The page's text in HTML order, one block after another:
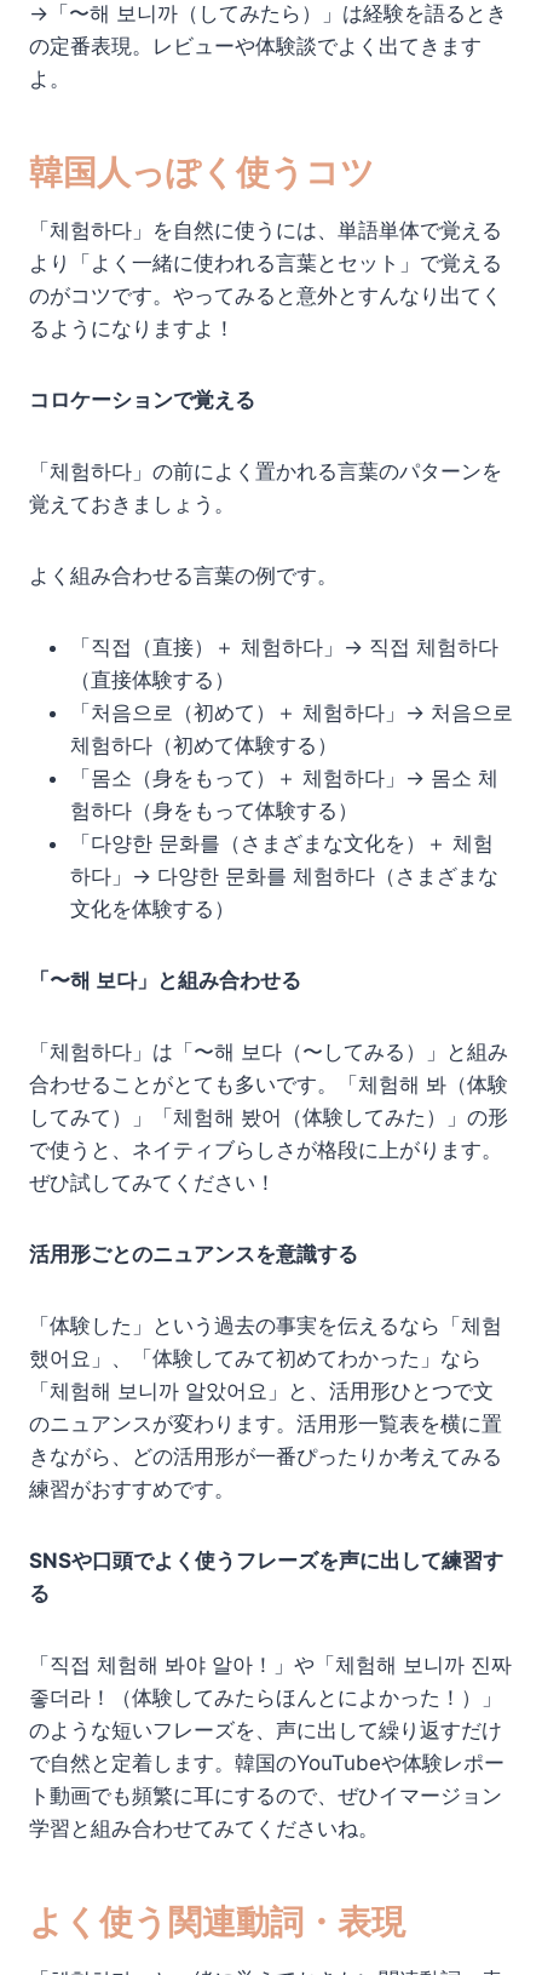
→「〜해 보니까（してみたら）」は経験を語るとき
の定番表現。レビューや体験談でよく出てきます
よ。
韓国人っぽく使うコツ
「체험하다」を自然に使うには、単語単体で覚える
より「よく一緒に使われる言葉とセット」で覚える
のがコツです。やってみると意外とすんなり出てく
るようになりますよ！
コロケーションで覚える
「체험하다」の前によく置かれる言葉のパターンを
覚えておきましょう。
よく組み合わせる言葉の例です。
「직접（直接）＋ 체험하다」→ 직접 체험하다
（直接体験する）
「처음으로（初めて）＋ 체험하다」→ 처음으로
체험하다（初めて体験する）
「몸소（身をもって）＋ 체험하다」→ 몸소 체
험하다（身をもって体験する）
「다양한 문화를（さまざまな文化を）＋ 체험
하다」→ 다양한 문화를 체험하다（さまざまな
文化を体験する）
「〜해 보다」と組み合わせる
「체험하다」は「〜해 보다（〜してみる）」と組み
合わせることがとても多いです。「체험해 봐（体験
してみて）」「체험해 봤어（体験してみた）」の形
で使うと、ネイティブらしさが格段に上がります。
ぜひ試してみてください！
活用形ごとのニュアンスを意識する
「体験した」という過去の事実を伝えるなら「체험
했어요」、「体験してみて初めてわかった」なら
「체험해 보니까 알았어요」と、活用形ひとつで文
のニュアンスが変わります。活用形一覧表を横に置
きながら、どの活用形が一番ぴったりか考えてみる
練習がおすすめです。
SNSや口頭でよく使うフレーズを声に出して練習す
る
「직접 체험해 봐야 알아！」や「체험해 보니까 진짜
좋더라！（体験してみたらほんとによかった！）」
のような短いフレーズを、声に出して繰り返すだけ
で自然と定着します。韓国のYouTubeや体験レポー
ト動画でも頻繁に耳にするので、ぜひイマージョン
学習と組み合わせてみてくださいね。
よく使う関連動詞・表現